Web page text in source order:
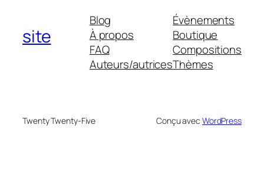
site
Blog
À propos
FAQ
Auteurs/autrices
Évènements
Boutique
Compositions
Thèmes
Twenty Twenty-Five Conçu avec WordPress